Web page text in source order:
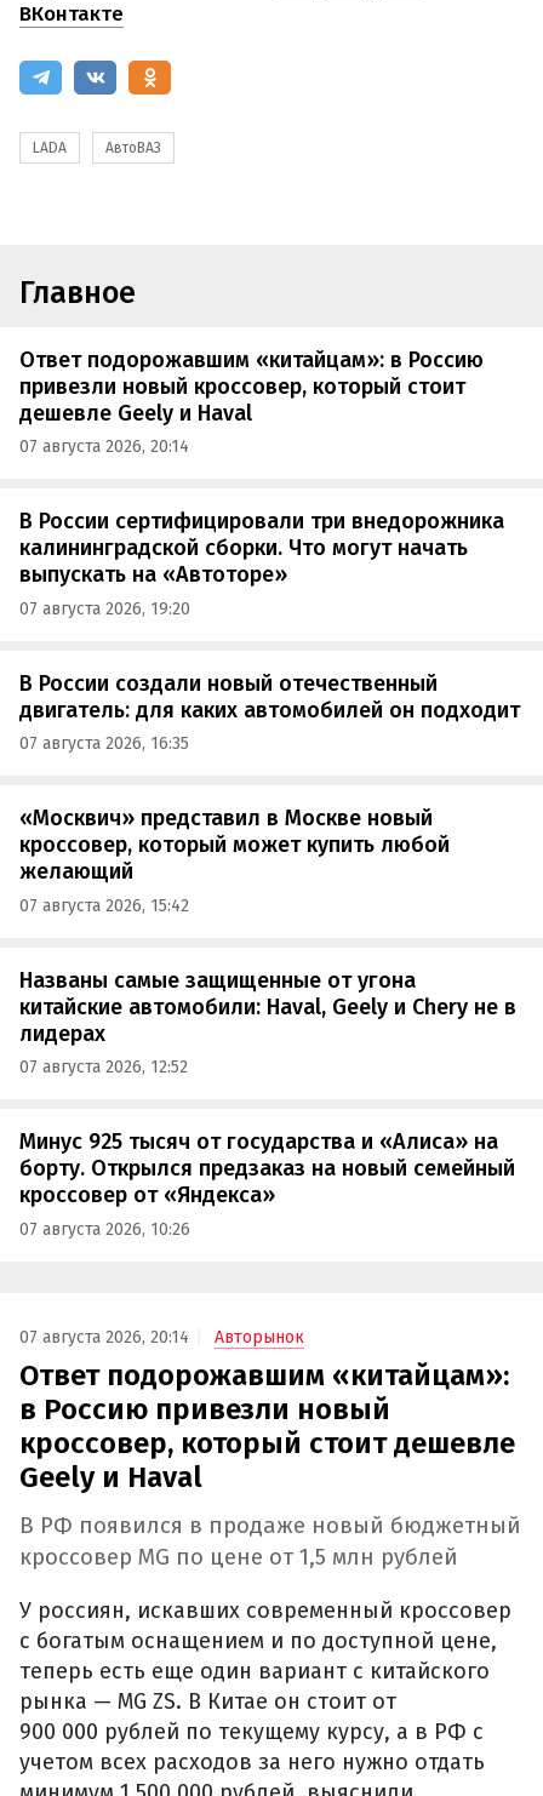
ВКонтакте
LADA АвтоВАЗ
Главное
Ответ подорожавшим «китайцам»: в Россию
привезли новый кроссовер, который стоит
дешевле Geely и Haval
07 августа 2026, 20:14
В России сертифицировали три внедорожника
калининградской сборки. Что могут начать
выпускать на «Автоторе»
07 августа 2026, 19:20
В России создали новый отечественный
двигатель: для каких автомобилей он подходит
07 августа 2026, 16:35
«Москвич» представил в Москве новый
кроссовер, который может купить любой
желающий
07 августа 2026, 15:42
Названы самые защищенные от угона
китайские автомобили: Haval, Geely и Chery не в
лидерах
07 августа 2026, 12:52
Минус 925 тысяч от государства и «Алиса» на
борту. Открылся предзаказ на новый семейный
кроссовер от «Яндекса»
07 августа 2026, 10:26
07 августа 2026, 20:14 Авторынок
Ответ подорожавшим «китайцам»:
в Россию привезли новый
кроссовер, который стоит дешевле
Geely и Haval
В РФ появился в продаже новый бюджетный
кроссовер MG по цене от 1,5 млн рублей
У россиян, искавших современный кроссовер
с богатым оснащением и по доступной цене,
теперь есть еще один вариант с китайского
рынка — MG ZS. В Китае он стоит от
900 000 рублей по текущему курсу, а в РФ с
учетом всех расходов за него нужно отдать